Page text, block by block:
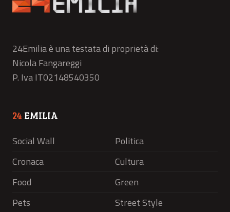
24Emilia è una testata di proprietà di:
Nicola Fangareggi
P. Iva IT02148540350
24 EMILIA
Social Wall
Politica
Cronaca
Cultura
Food
Green
Pets
Street Style